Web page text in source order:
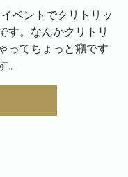
ベントでクリトリッ
す。なんかクリトリ
ってちょっと癪です
。